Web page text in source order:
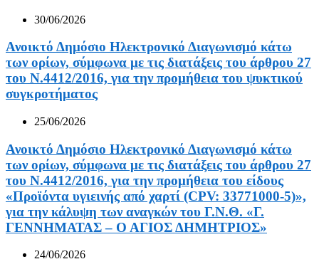
30/06/2026
Ανοικτό Δημόσιο Ηλεκτρονικό Διαγωνισμό κάτω
των ορίων, σύμφωνα με τις διατάξεις του άρθρου 27
του Ν.4412/2016, για την προμήθεια του ψυκτικού
συγκροτήματος
25/06/2026
Ανοικτό Δημόσιο Ηλεκτρονικό Διαγωνισμό κάτω
των ορίων, σύμφωνα με τις διατάξεις του άρθρου 27
του Ν.4412/2016, για την προμήθεια του είδους
«Προϊόντα υγιεινής από χαρτί (CPV: 33771000-5)»,
για την κάλυψη των αναγκών του Γ.Ν.Θ. «Γ.
ΓΕΝΝΗΜΑΤΑΣ – Ο ΑΓΙΟΣ ΔΗΜΗΤΡΙΟΣ»
24/06/2026